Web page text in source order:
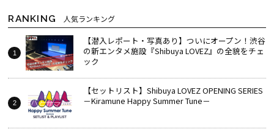
RANKING 人気ランキング
【潜入レポート・写真あり】ついにオープン！渋谷
の新エンタメ施設『Shibuya LOVEZ』の全貌をチェ
ック
【セットリスト】Shibuya LOVEZ OPENING SERIES
－Kiramune Happy Summer Tune－